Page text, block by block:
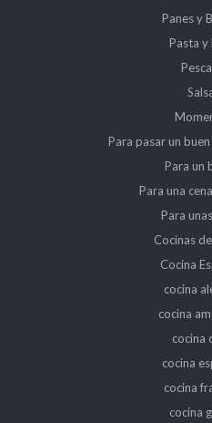
Panes y
Pasta y
Para pasar un
Para un
Para una
Para
Cocinas
Cocina
cocina
cocina
cocina
cocina
cocina
cocina